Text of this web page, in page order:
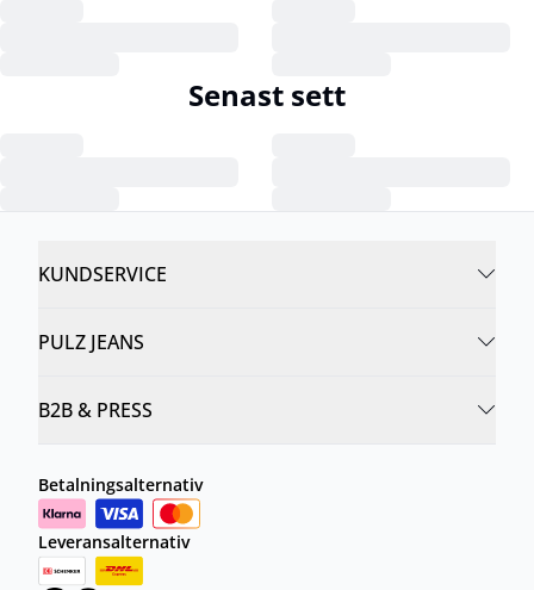
Senast sett
KUNDSERVICE
PULZ JEANS
B2B & PRESS
Betalningsalternativ
Leveransalternativ